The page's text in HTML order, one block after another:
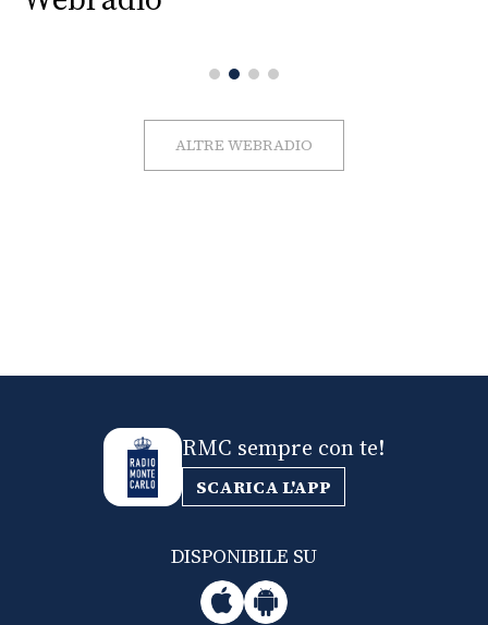
ALTRE WEBRADIO
RMC sempre con te!
SCARICA L'APP
DISPONIBILE SU